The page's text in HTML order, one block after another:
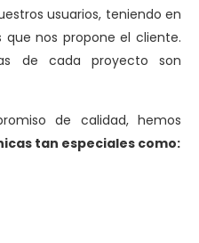
usuarios, teniendo en
nos propone el cliente.
de cada proyecto son
de calidad, hemos
tan especiales como: